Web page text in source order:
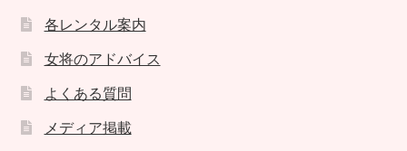
各レンタル案内
女将のアドバイス
よくある質問
メディア掲載